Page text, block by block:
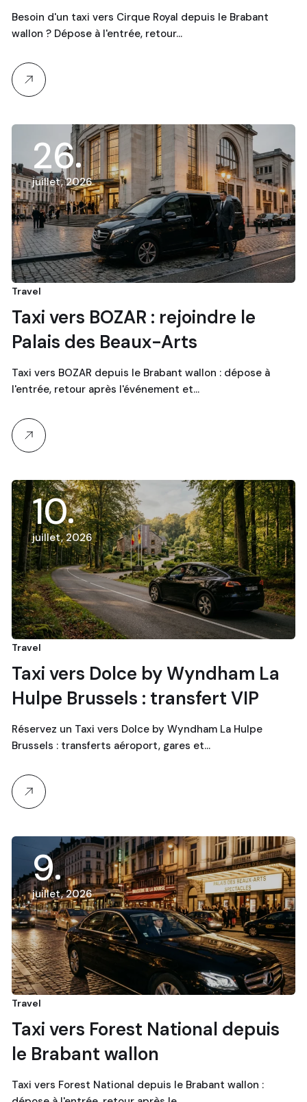
Besoin d'un taxi vers Cirque Royal depuis le Brabant
wallon ? Dépose à l'entrée, retour…
26
juillet, 2026
Travel
Taxi vers BOZAR : rejoindre le
Palais des Beaux-Arts
Taxi vers BOZAR depuis le Brabant wallon : dépose à
l'entrée, retour après l'événement et…
10
juillet, 2026
Travel
Taxi vers Dolce by Wyndham La
Hulpe Brussels : transfert VIP
Réservez un Taxi vers Dolce by Wyndham La Hulpe
Brussels : transferts aéroport, gares et…
9
juillet, 2026
Travel
Taxi vers Forest National depuis
le Brabant wallon
Taxi vers Forest National depuis le Brabant wallon :